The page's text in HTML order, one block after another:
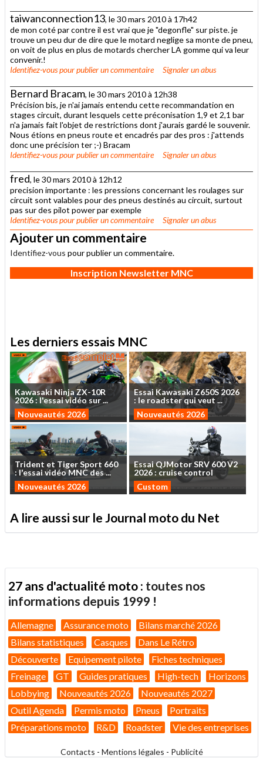
taiwanconnection13, le 30 mars 2010 à 17h42
de mon coté par contre il est vrai que je "degonfle" sur piste. je
trouve un peu dur de dire que le motard neglige sa monte de pneu,
on voit de plus en plus de motards chercher LA gomme qui va leur
convenir.!
Identifiez-vouspour publier un commentaire Signaler un abus
Bernard Bracam, le 30 mars 2010 à 12h38
Précision bis, je n'ai jamais entendu cette recommandation en
stages circuit, durant lesquels cette préconisation 1,9 et 2,1 bar
n'a jamais fait l'objet de restrictions dont j'aurais gardé le souvenir.
Nous étions en pneus route et encadrés par des pros : j'attends
donc une précision ter ;-) Bracam
Identifiez-vouspour publier un commentaire Signaler un abus
fred, le 30 mars 2010 à 12h12
precision importante : les pressions concernant les roulages sur
circuit sont valables pour des pneus destinés au circuit, surtout
pas sur des pilot power par exemple
Identifiez-vouspour publier un commentaire Signaler un abus
Ajouter un commentaire
Identifiez-vous pour publier un commentaire.
Inscription Newsletter MNC
Les derniers essais MNC
Kawasaki NinjaZX-10R
2026: l'essaividéo sur...
Nouveautés 2026
Essai KawasakiZ650S 2026
: le roadsterquiveut ...
Nouveautés 2026
Trident et TigerSport 660
: l'essaividéoMNCdes...
Nouveautés 2026
EssaiQJMotorSRV 600V2
2026 : cruise control
Custom
A lire aussi sur le Journal moto du Net
27 ans d'actualité moto : toutes nos
informations depuis 1999 !
Allemagne Assurance moto
Bilans marché 2026
Bilans statistiques
Casques
Dans Le Rétro
Découverte
Equipement pilote
Fiches techniques
Freinage
GT Guides pratiques High-tech
Horizons
Lobbying
Nouveautés 2026
Nouveautés 2027
Outil Agenda
Permis moto Pneus
Portraits
Préparations moto
R&D Roadster Vie des entreprises
Contacts - Mentions légales - Publicité